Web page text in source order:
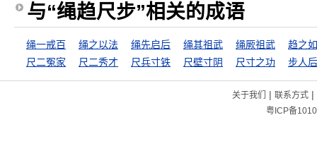
与“绳趋尺步”相关的成语
绳一戒百 绳之以法 绳先启后 绳其祖武 绳厥祖武
趋之
尺二冤家
尺二秀才 尺兵寸铁 尺壁寸阴 尺寸之功 步人
关于我们 | 联系方式|
粤ICP备